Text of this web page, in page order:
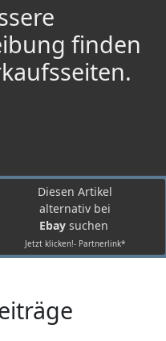
finden
Diesen Artikel
alternativ bei
Ebay suchen
Jetzt klicken!- Partnerlink*